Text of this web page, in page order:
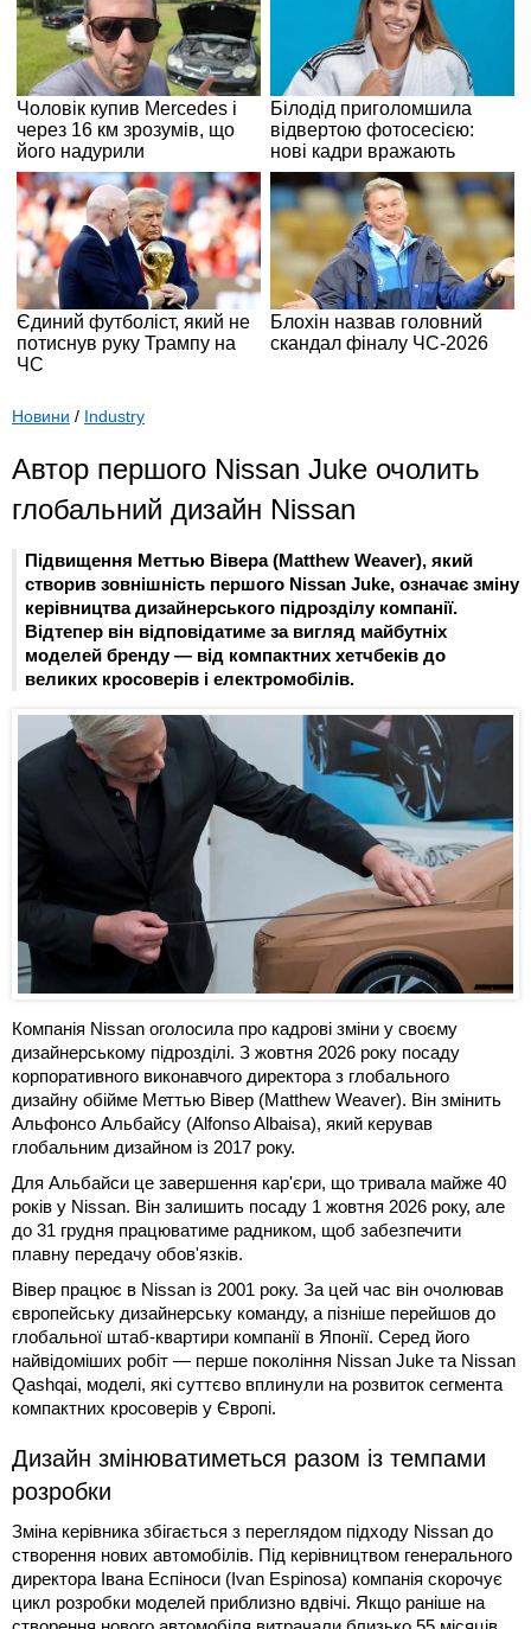
Новини / Industry
Автор першого Nissan Juke очолить
глобальний дизайн Nissan
Підвищення Меттью Вівера (Matthew Weaver), який
створив зовнішність першого Nissan Juke, означає зміну
керівництва дизайнерського підрозділу компанії.
Відтепер він відповідатиме за вигляд майбутніх
моделей бренду — від компактних хетчбеків до
великих кросоверів і електромобілів.
Компанія Nissan оголосила про кадрові зміни у своєму
дизайнерському підрозділі. З жовтня 2026 року посаду
корпоративного виконавчого директора з глобального
дизайну обійме Меттью Вівер (Matthew Weaver). Він змінить
Альфонсо Альбайсу (Alfonso Albaisa), який керував
глобальним дизайном із 2017 року.
Для Альбайси це завершення кар'єри, що тривала майже 40
років у Nissan. Він залишить посаду 1 жовтня 2026 року, але
до 31 грудня працюватиме радником, щоб забезпечити
плавну передачу обов'язків.
Вівер працює в Nissan із 2001 року. За цей час він очолював
європейську дизайнерську команду, а пізніше перейшов до
глобальної штаб-квартири компанії в Японії. Серед його
найвідоміших робіт — перше покоління Nissan Juke та Nissan
Qashqai, моделі, які суттєво вплинули на розвиток сегмента
компактних кросоверів у Європі.
Дизайн змінюватиметься разом із темпами
розробки
Зміна керівника збігається з переглядом підходу Nissan до
створення нових автомобілів. Під керівництвом генерального
директора Івана Еспіноси (Ivan Espinosa) компанія скорочує
цикл розробки моделей приблизно вдвічі. Якщо раніше на